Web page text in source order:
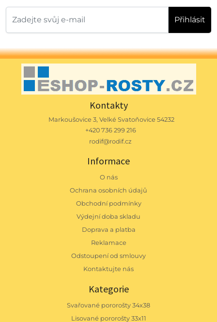
Přihlásit
Kontakty
Markoušovice 3, Velké Svatoňovice 54232
+420 736 299 216
rodif@rodif.cz
Informace
O nás
Ochrana osobních údajů
Obchodní podmínky
Výdejní doba skladu
Doprava a platba
Reklamace
Odstoupení od smlouvy
Kontaktujte nás
Kategorie
Svařované pororošty 34x38
Lisované pororošty 33x11